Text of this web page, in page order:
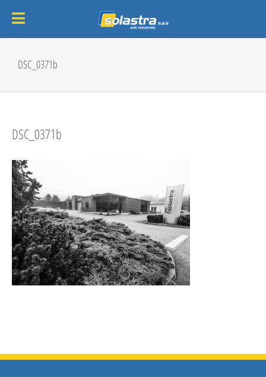
contenuDSC_0371b
DSC_0371b